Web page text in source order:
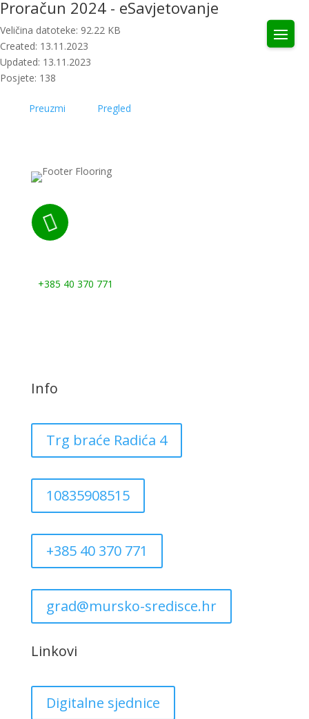
Proračun 2024 - eSavjetovanje
Veličina datoteke: 92.22 KB
Created: 13.11.2023
Updated: 13.11.2023
Posjete: 138
Preuzmi Pregled

+385 40 370 771
Info
Trg braće Radića 4
10835908515
+385 40 370 771
grad@mursko-sredisce.hr
Linkovi
Digitalne sjednice